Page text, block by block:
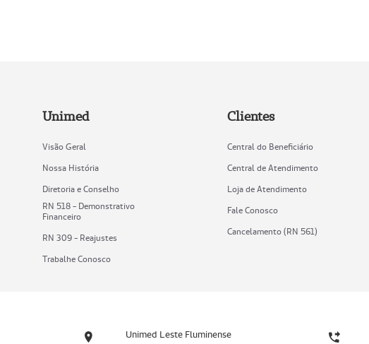
Unimed
Visão Geral
Nossa História
Diretoria e Conselho
RN 518 - Demonstrativo
Financeiro
RN 309 - Reajustes
Trabalhe Conosco
Clientes
Central do Beneficiário
Central de Atendimento
Loja de Atendimento
Fale Conosco
Cancelamento (RN 561)
Unimed Leste Fluminense